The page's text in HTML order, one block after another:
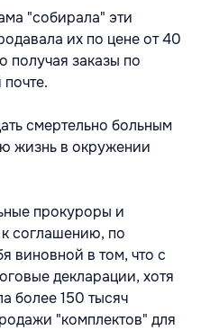
"собирала" эти
их по цене от 40
получая заказы по
смертельно больным
жизнь в окружении
прокуроры и
соглашению, по
виновной в том, что с
декларации, хотя
более 150 тысяч
"комплектов" для